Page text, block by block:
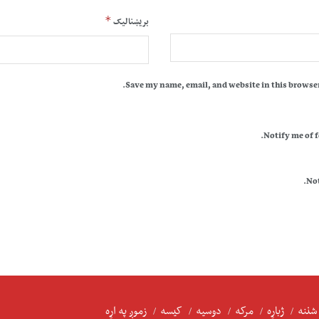
بریښنالیک*
Save my name, email, and website in this
Notify me of
شننه ژباړه مرکه دوسیه کیسه زموږ په اړه